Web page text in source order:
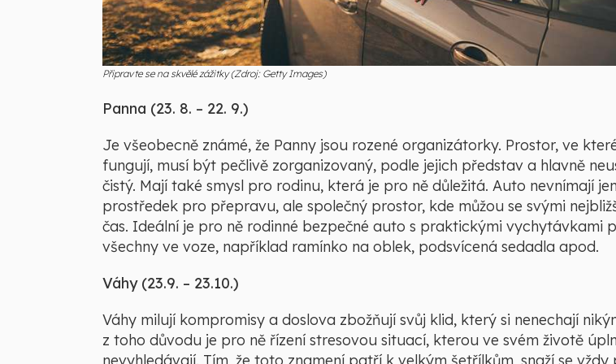
Připravte se na skvělé zážitky (Zdroj: Getty Images)
Panna (23. 8. – 22. 9.)
Je všeobecně známé, že Panny jsou rozené organizátorky. Prostor, ve
fungují, musí být pečlivě zorganizovaný, podle jejich představ a hlavně
čistý. Mají také smysl pro rodinu, která je pro ně důležitá. Auto nevnímají
prostředek pro přepravu, ale společný prostor, kde můžou se svými
čas. Ideální je pro ně rodinné bezpečné auto s praktickými vychytávkami
všechny ve voze, například ramínko na oblek, podsvícená sedadla apod.
Váhy (23.9. – 23.10.)
Váhy milují kompromisy a doslova zbožňují svůj klid, který si nenechají
z toho důvodu je pro ně řízení stresovou situací, kterou ve svém životě